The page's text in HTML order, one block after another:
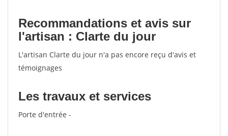
Recommandations et avis sur
l'artisan : Clarte du jour
L'artisan Clarte du jour n'a pas encore reçu d'avis et
témoignages
Les travaux et services
Porte d'entrée -